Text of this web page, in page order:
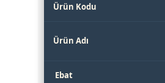
Ürün Kodu
Ürün Adı
Ebat